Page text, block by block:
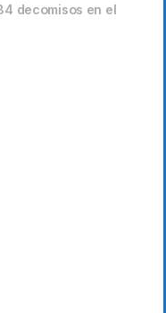
decomisos en el